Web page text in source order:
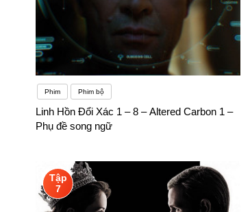
Phim Phim bộ
Linh Hồn Đổi Xác 1 – 8 – Altered Carbon 1 –
Phụ đề song ngữ
Tập
7